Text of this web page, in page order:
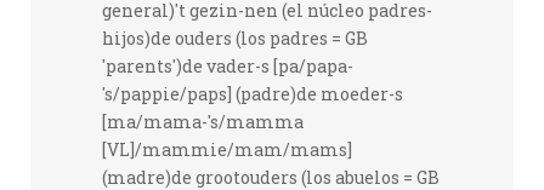
general)'t gezin-nen (el núcleo padres-
hijos)de ouders (los padres = GB
'parents')de vader-s [pa/papa-
's/pappie/paps] (padre)de moeder-s
[ma/mama-'s/mamma
[VL]/mammie/mam/mams]
(madre)de grootouders (los abuelos = GB